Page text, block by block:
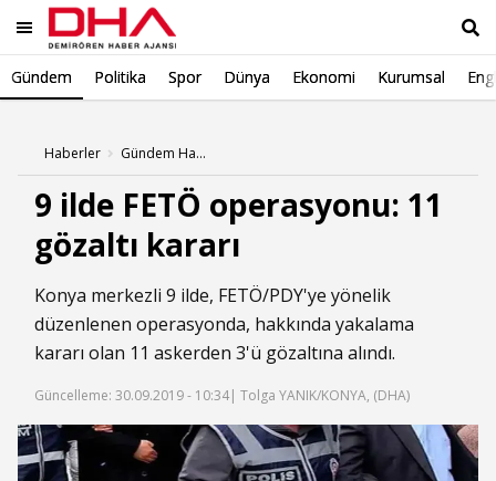
Gündem Politika Spor Dünya Ekonomi Kurumsal
Haberler Gündem Haberleri
9 ilde FETÖ operasyonu: 11
gözaltı kararı
Konya merkezli 9 ilde, FETÖ/PDY'ye yönelik
düzenlenen operasyonda, hakkında yakalama
kararı olan 11 askerden 3'ü gözaltına alındı.
Güncelleme: 30.09.2019 - 10:34| Tolga YANIK/KONYA, (DHA)